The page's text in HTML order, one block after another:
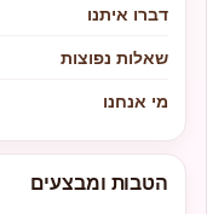
דברו איתנו
שאלות נפוצות
מי אנחנו
הטבות ומבצעים